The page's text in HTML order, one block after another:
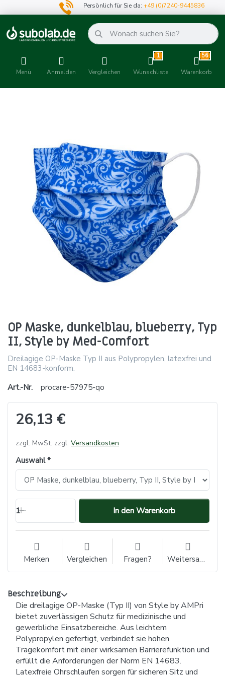
Persönlich für Sie da:+49 (0)7240-9445836
Menü Anmelden Vergleichen
1
Wunschliste
56
Warenkorb
OP Maske, dunkelblau, blueberry, Typ
II, Style by Med-Comfort
Dreilagige OP-Maske Typ II aus Polypropylen, latexfrei und
EN 14683-konform.
Art.-Nr.
procare-57975-qo
26,13 €
zzgl. MwSt. zzgl. Versandkosten
Auswahl
1 In den Warenkorb
Merken Vergleichen Fragen? Weitersagen
Beschreibung
Die dreilagige OP-Maske (Typ II) von Style by AMPri
bietet zuverlässigen Schutz für medizinische und
gewerbliche Einsatzbereiche. Aus leichtem
Polypropylen gefertigt, verbindet sie hohen
Tragekomfort mit einer wirksamen Barrierefunktion und
erfüllt die Anforderungen der Norm EN 14683.
Latexfreie Ohrschlaufen sorgen für sicheren Sitz und